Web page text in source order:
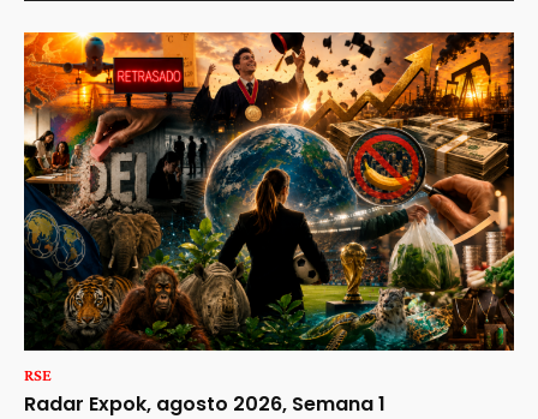
RSE
Radar Expok, agosto 2026, Semana 1